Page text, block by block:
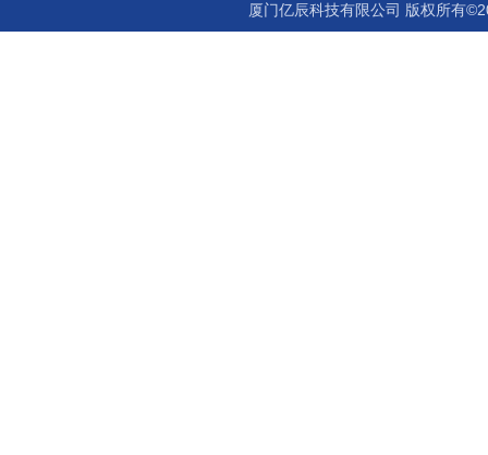
厦门亿辰科技有限公司 版权所有